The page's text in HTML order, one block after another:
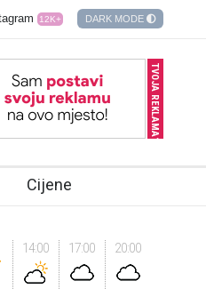
12K+ DARK MODE
TVOJA REKLAMA?
Cijene
14:00 17:00 20:00